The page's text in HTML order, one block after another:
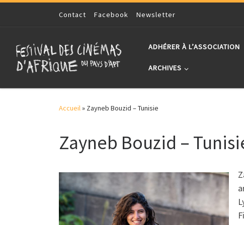
Skip to contentContact Facebook Newsletter
ADHÉRER À L’ASSOCIATION
ARCHIVES
Accueil» Zayneb Bouzid – Tunisie
Zayneb Bouzid –